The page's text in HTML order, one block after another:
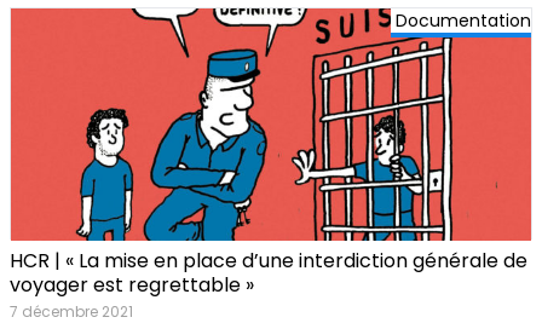
Documentation
HCR | « La mise en place d’une interdiction générale de
voyager est regrettable »
7 décembre 2021